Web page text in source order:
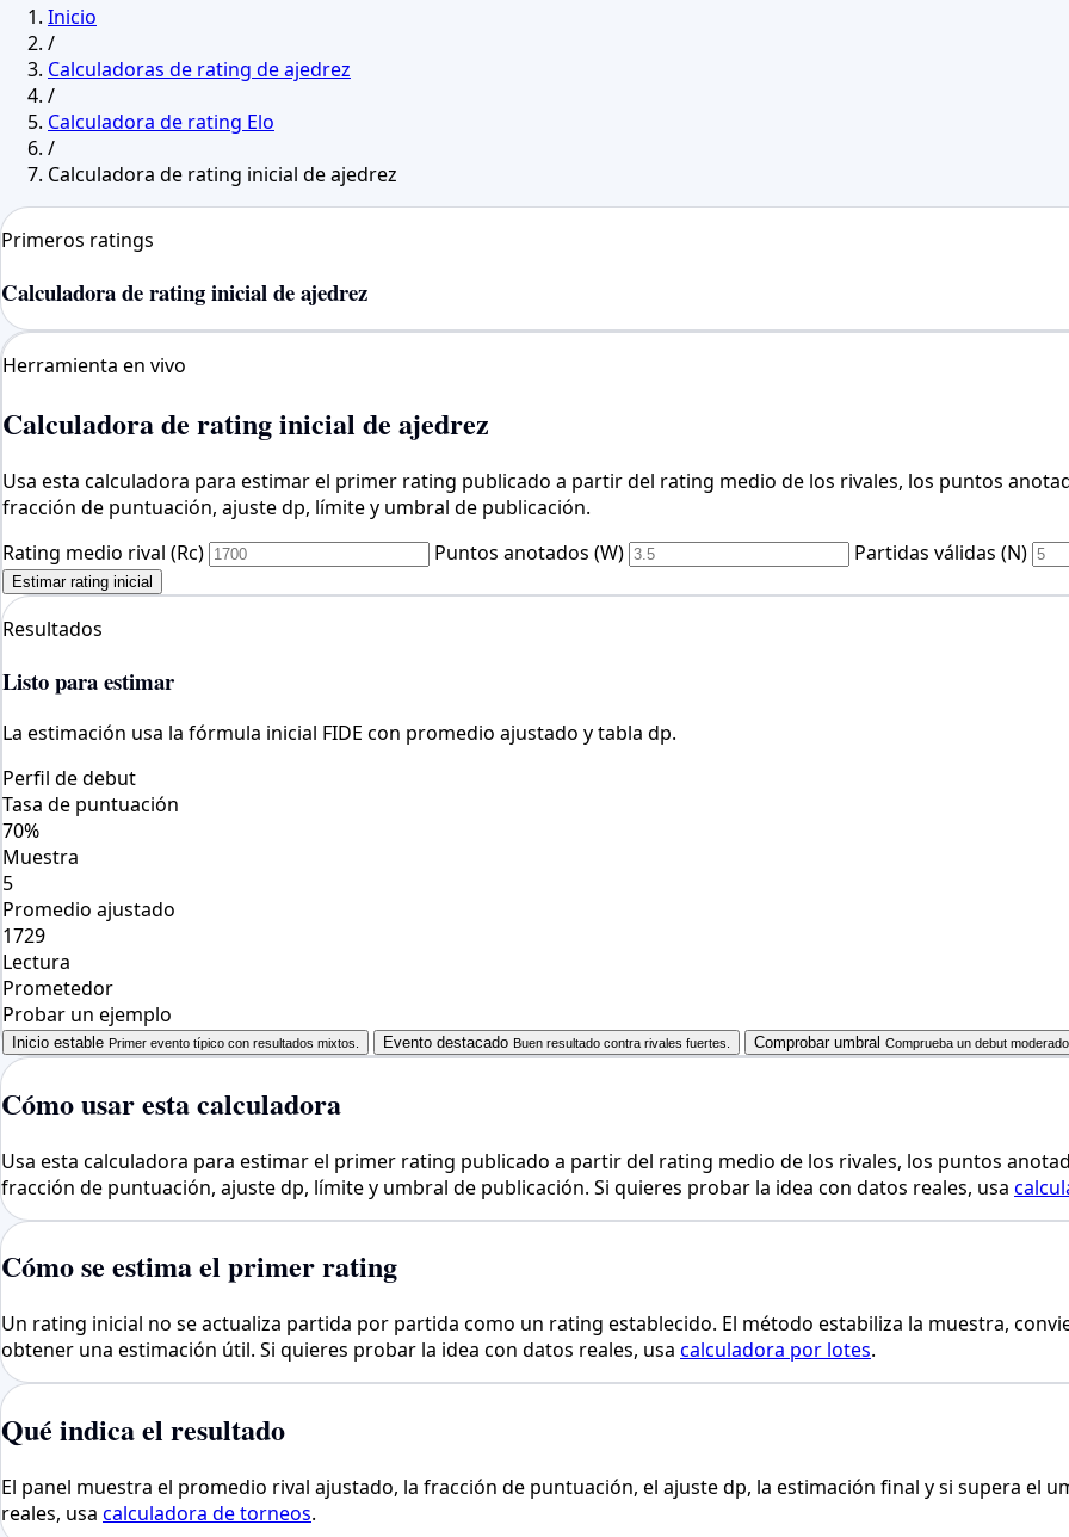
Inicio
/
Calculadoras de rating de ajedrez
/
Calculadora de rating Elo
/
Calculadora de rating inicial de ajedrez
Primeros ratings
Calculadora de rating inicial de ajedrez
Herramienta en vivo
Calculadora de rating inicial de ajedrez
Usa esta calculadora para estimar el primer rating publicado a partir del rating medio de los rivales, los puntos
fracción de puntuación, ajuste dp, límite y umbral de publicación.
Rating medio rival (Rc)
Puntos anotados (W) Partidas válidas (N)
Estimar rating inicial
Resultados
Listo para estimar
La estimación usa la fórmula inicial FIDE con promedio ajustado y tabla dp.
Perfil de debut
Tasa de puntuación
70%
Muestra
5
Promedio ajustado
1729
Lectura
Prometedor
Probar un ejemplo
Inicio estable Primer evento típico con resultados mixtos. Evento destacado Buen resultado contra rivales fuertes. Comprobar umbral Comprueba un debut
Cómo usar esta calculadora
Usa esta calculadora para estimar el primer rating publicado a partir del rating medio de los rivales, los puntos
fracción de puntuación, ajuste dp, límite y umbral de publicación. Si quieres probar la idea con datos reales, usa
Cómo se estima el primer rating
Un rating inicial no se actualiza partida por partida como un rating establecido. El método estabiliza la muestra,
obtener una estimación útil. Si quieres probar la idea con datos reales, usa calculadora por lotes.
Qué indica el resultado
El panel muestra el promedio rival ajustado, la fracción de puntuación, el ajuste dp, la estimación final y si supera el
reales, usa calculadora de torneos.